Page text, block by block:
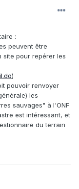
:
peuvent être
site pour repérer les
)
pouvoir renvoyer
les
sauvages" à l'ONF
est intéressant, et
du terrain